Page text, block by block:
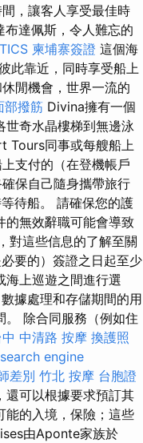
，讓客人享受最佳時
達佩斯，令人難忘的
柬埔寨簽證 這個海
此靠近，同時享受船上
閒機會，世界一流的
部撥筋 Divina擁有一個
世奇水晶樓梯到無邊泳
Tours同事或每艘船上
支付的（在登機帳戶
保自己隨身攜帶旅行
待船。 請確保您的護
的無效辭職可能會導致
對這些信息的了解至關
要的）簽證之日起至少
海上巡遊之間進行選
據處理和存儲期間的用
。 除合同服務（例如住
中 中清路 按摩 換護照
search engine
差別 竹北 按摩 台胞證
還可以根據要求預訂其
能的入境，保險；這些
由Aponte家族於